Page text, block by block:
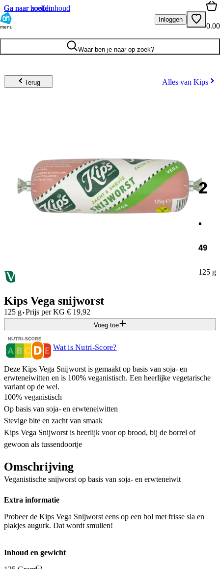
Ga naar hoofdinhoud
Ga naar zoeken
menu
Inloggen
0.00
Waar ben je naar op zoek?
Terug Alles van Kips
2
.
49
125 g
Kips Vega snijworst
125 g·Prijs per KG € 19,92
Voeg toe
Wat is Nutri-Score?
Deze Kips Vega Snijworst is gemaakt op basis van soja- en
erwteneiwitten en is 100% veganistisch. Een heerlijke vegetarische
variant op de wel.
100% veganistisch
Op basis van soja- en erwteneiwitten
Stevige bite en zacht van smaak
Kips Vega Snijworst is heerlijk voor op brood, bij de borrel of
gewoon als tussendoortje
Omschrijving
Veganistische snijworst op basis van soja- en erwteneiwit
Extra informatie
Probeer de Kips Vega Snijworst eens op een bol met frisse sla en
plakjes augurk. Dat wordt smullen!
Inhoud en gewicht